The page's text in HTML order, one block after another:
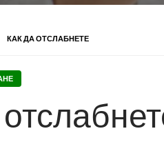
КАК ДА ОТСЛАБНЕТЕ